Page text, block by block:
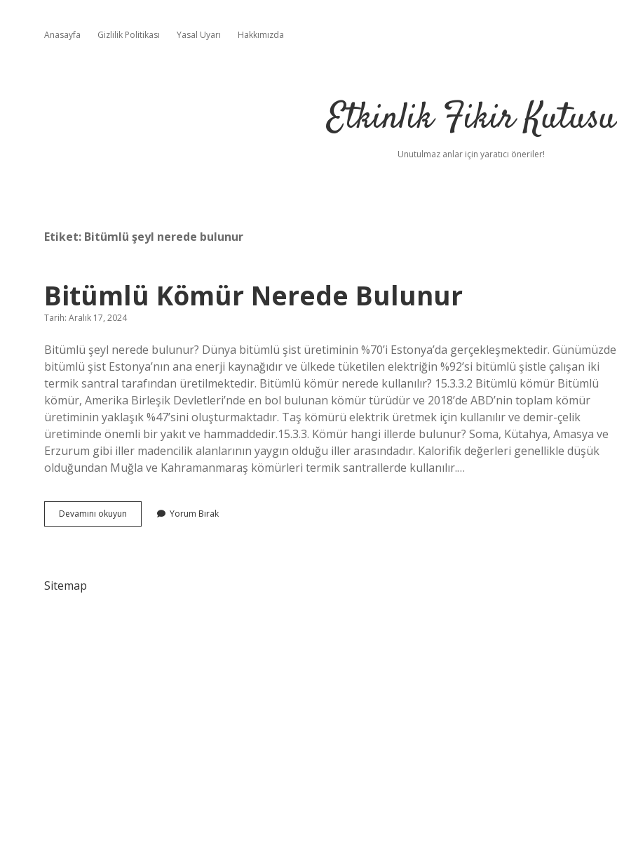
Anasayfa Gizlilik Politikası Yasal Uyarı Hakkımızda
Etkinlik Fikir Kutusu
Unutulmaz anlar için yaratıcı öneriler!
Etiket: Bitümlü şeyl nerede bulunur
Bitümlü Kömür Nerede Bulunur
Tarih: Aralık 17, 2024
Bitümlü şeyl nerede bulunur? Dünya bitümlü şist üretiminin %70’i Estonya’da gerçekleşmektedir. Günümüzde
bitümlü şist Estonya’nın ana enerji kaynağıdır ve ülkede tüketilen elektriğin %92’si bitümlü şistle çalışan iki
termik santral tarafından üretilmektedir. Bitümlü kömür nerede kullanılır? 15.3.3.2 Bitümlü kömür Bitümlü
kömür, Amerika Birleşik Devletleri’nde en bol bulunan kömür türüdür ve 2018’de ABD’nin toplam kömür
üretiminin yaklaşık %47’sini oluşturmaktadır. Taş kömürü elektrik üretmek için kullanılır ve demir-çelik
üretiminde önemli bir yakıt ve hammaddedir.15.3.3. Kömür hangi illerde bulunur? Soma, Kütahya, Amasya ve
Erzurum gibi iller madencilik alanlarının yaygın olduğu iller arasındadır. Kalorifik değerleri genellikle düşük
olduğundan Muğla ve Kahramanmaraş kömürleri termik santrallerde kullanılır.…
Devamını okuyun
Kömür
Yorum Bırak
Sitemap